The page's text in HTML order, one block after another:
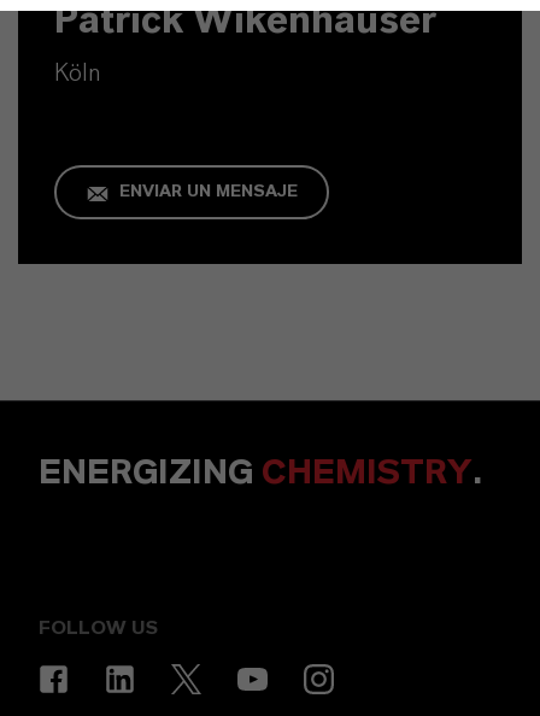
Patrick Wikenhauser
Köln
ENVIAR UN MENSAJE
ENERGIZING CHEMISTRY.
FOLLOW US